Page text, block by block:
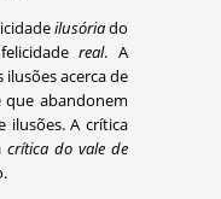
ilusóriado
real. A
acerca de
que abandonem
ilusões. A crítica
crítica do vale de